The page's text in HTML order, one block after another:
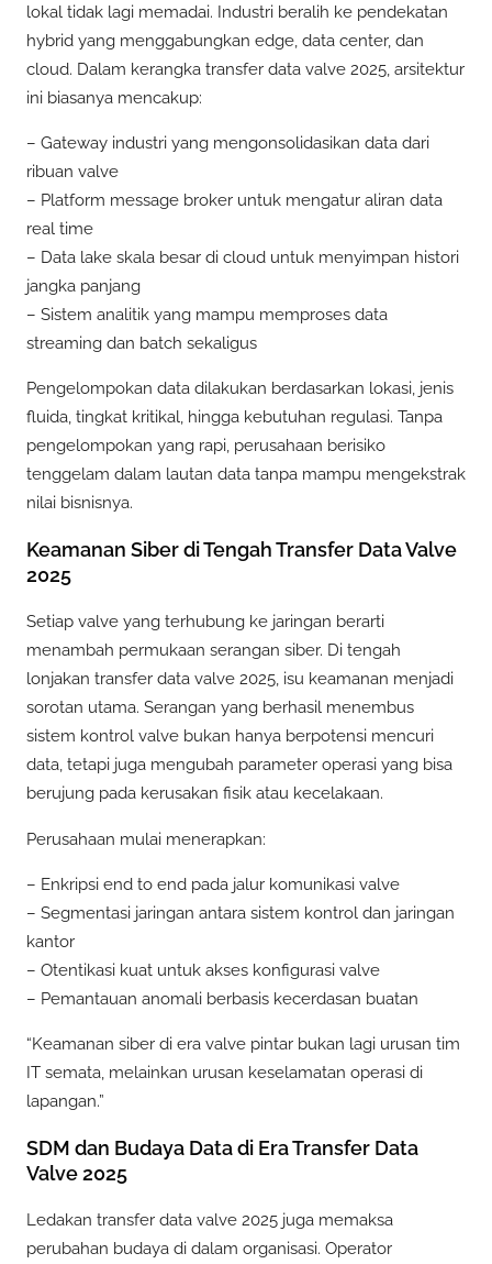
lokal tidak lagi memadai. Industri beralih ke pendekatan
hybrid yang menggabungkan edge, data center, dan
cloud. Dalam kerangka transfer data valve 2025, arsitektur
ini biasanya mencakup:
– Gateway industri yang mengonsolidasikan data dari
ribuan valve
– Platform message broker untuk mengatur aliran data
real time
– Data lake skala besar di cloud untuk menyimpan histori
jangka panjang
– Sistem analitik yang mampu memproses data
streaming dan batch sekaligus
Pengelompokan data dilakukan berdasarkan lokasi, jenis
fluida, tingkat kritikal, hingga kebutuhan regulasi. Tanpa
pengelompokan yang rapi, perusahaan berisiko
tenggelam dalam lautan data tanpa mampu mengekstrak
nilai bisnisnya.
Keamanan Siber di Tengah Transfer Data Valve
2025
Setiap valve yang terhubung ke jaringan berarti
menambah permukaan serangan siber. Di tengah
lonjakan transfer data valve 2025, isu keamanan menjadi
sorotan utama. Serangan yang berhasil menembus
sistem kontrol valve bukan hanya berpotensi mencuri
data, tetapi juga mengubah parameter operasi yang bisa
berujung pada kerusakan fisik atau kecelakaan.
Perusahaan mulai menerapkan:
– Enkripsi end to end pada jalur komunikasi valve
– Segmentasi jaringan antara sistem kontrol dan jaringan
kantor
– Otentikasi kuat untuk akses konfigurasi valve
– Pemantauan anomali berbasis kecerdasan buatan
“Keamanan siber di era valve pintar bukan lagi urusan tim
IT semata, melainkan urusan keselamatan operasi di
lapangan.”
SDM dan Budaya Data di Era Transfer Data
Valve 2025
Ledakan transfer data valve 2025 juga memaksa
perubahan budaya di dalam organisasi. Operator